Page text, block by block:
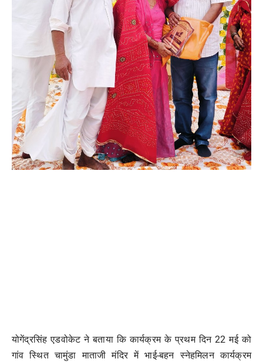
योगेंद्रसिंह एडवोकेट ने बताया कि कार्यक्रम के प्रथम दिन 22 मई को
गांव स्थित चामुंडा माताजी मंदिर में भाई-बहन स्नेहमिलन कार्यक्रम